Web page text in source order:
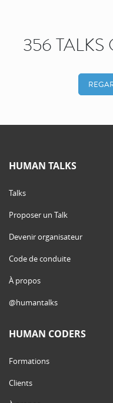
356 TALKS
HUMAN TALKS
Talks
Proposer un Talk
Devenir organisateur
Code de conduite
À propos
@humantalks
HUMAN CODERS
Formations
Clients